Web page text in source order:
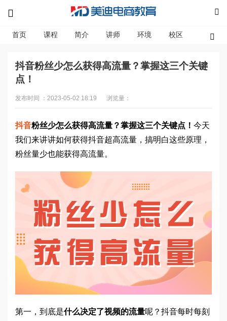
首页 课程 简介 讲师 环境 校区 资讯
抖音粉丝少怎么获得高流量？掌握这三个关键
点！
发布时间 ：2023-05-02 18:19 浏览量：
抖音粉丝少怎么获得高流量？掌握这三个关键点！ 今天
我们来讲讲如何获得抖音超高流量，搞明白这些原理，
粉丝量少也能获得高流量。
第一，到底是什么决定了视频的流量呢？抖音每时每刻